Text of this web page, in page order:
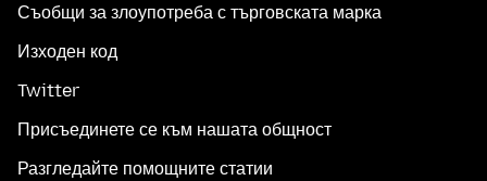
Съобщи за злоупотреба с търговската марка
Изходен код
Twitter
Присъединете се към нашата общност
Разгледайте помощните статии